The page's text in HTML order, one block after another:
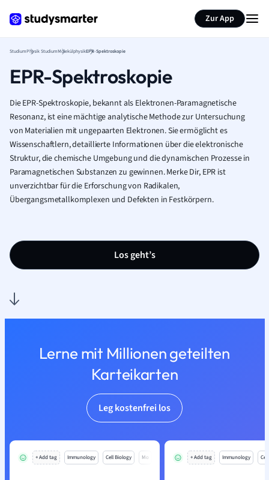
Zur App
StudiumPhysik StudiumMolekülphysikEPR-Spektroskopie
EPR-Spektroskopie
Die EPR-Spektroskopie, bekannt als Elektronen-Paramagnetische
Resonanz, ist eine mächtige analytische Methode zur Untersuchung
von Materialien mit ungepaarten Elektronen. Sie ermöglicht es
Wissenschaftlern, detaillierte Informationen über die elektronische
Struktur, die chemische Umgebung und die dynamischen Prozesse in
Paramagnetischen Substanzen zu gewinnen. Merke Dir, EPR ist
unverzichtbar für die Erforschung von Radikalen,
Übergangsmetallkomplexen und Defekten in Festkörpern.
Los geht’s
Lerne mit Millionen geteilten
Karteikarten
Leg kostenfrei los
+ Add tag Immunology Cell Biology Mo + Add tag Immunology